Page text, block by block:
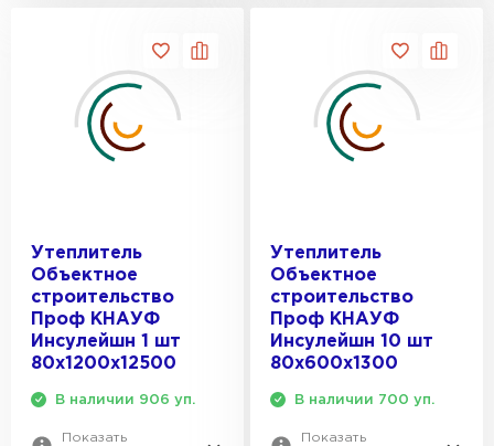
Утеплитель
Объектное
строительство
Проф КНАУФ
Инсулейшн 1 шт
80х1200х12500
В наличии 906 уп.
Показать
Утеплитель
Объектное
строительство
Проф КНАУФ
Инсулейшн 10 шт
80х600х1300
В наличии 700 уп.
Показать